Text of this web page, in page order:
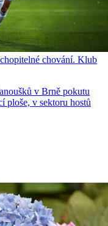
chování. Klub
v Brně pokutu
ploše, v sektoru hostů